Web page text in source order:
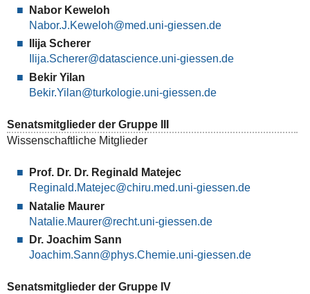
Nabor Keweloh
Nabor.J.Keweloh
Ilija Scherer
Ilija.Scherer
Bekir Yilan
Bekir.Yilan
Senatsmitglieder der Gruppe III
Wissenschaftliche Mitglieder
Prof. Dr. Dr. Reginald Matejec
Reginald.Matejec
Natalie Maurer
Natalie.Maurer
Dr. Joachim Sann
Joachim.Sann
Senatsmitglieder der Gruppe IV